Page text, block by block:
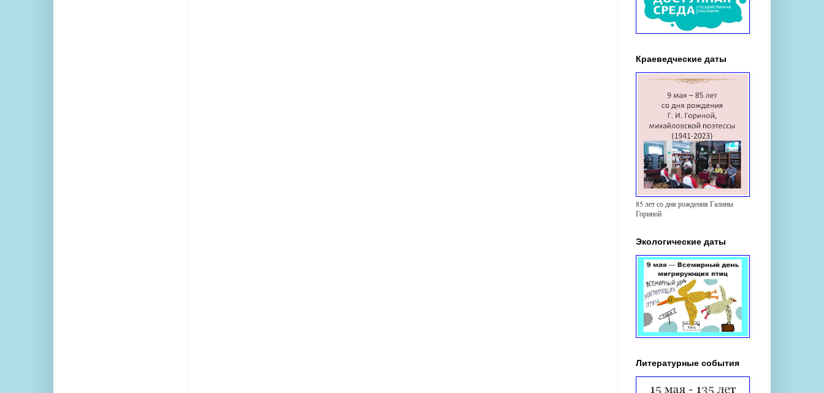
Краеведческие даты
85 лет со дня рождения Галины
Гориной
Экологические даты
Литературные события